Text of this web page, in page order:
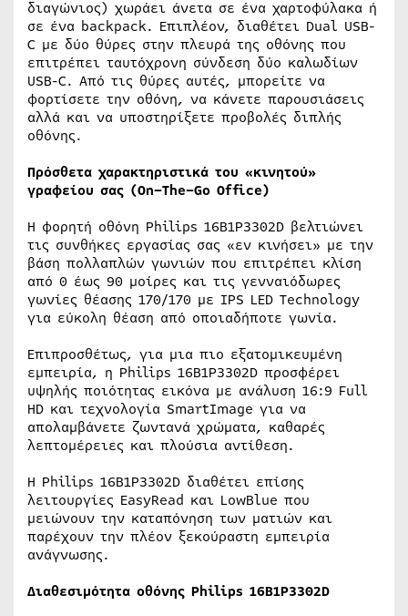
διαγώνιος) χωράει άνετα σε ένα χαρτοφύλακα ή
σε ένα backpack. Επιπλέον, διαθέτει Dual USB-
C με δύο θύρες στην πλευρά της οθόνης που
επιτρέπει ταυτόχρονη σύνδεση δύο καλωδίων
USB-C. Από τις θύρες αυτές, μπορείτε να
φορτίσετε την οθόνη, να κάνετε παρουσιάσεις
αλλά και να υποστηρίξετε προβολές διπλής
οθόνης.
Πρόσθετα χαρακτηριστικά του «κινητού»
γραφείου σας (On–The–Go Office)
Η φορητή οθόνη Philips 16B1P3302D βελτιώνει
τις συνθήκες εργασίας σας «εν κινήσει» με την
βάση πολλαπλών γωνιών που επιτρέπει κλίση
από 0 έως 90 μοίρες και τις γενναιόδωρες
γωνίες θέασης 170/170 με IPS LED Technology
για εύκολη θέαση από οποιαδήποτε γωνία.
Επιπροσθέτως, για μια πιο εξατομικευμένη
εμπειρία, η Philips 16B1P3302D προσφέρει
υψηλής ποιότητας εικόνα με ανάλυση 16:9 Full
HD και τεχνολογία SmartImage για να
απολαμβάνετε ζωντανά χρώματα, καθαρές
λεπτομέρειες και πλούσια αντίθεση.
Η Philips 16B1P3302D διαθέτει επίσης
λειτουργίες EasyRead και LowBlue που
μειώνουν την καταπόνηση των ματιών και
παρέχουν την πλέον ξεκούραστη εμπειρία
ανάγνωσης.
Διαθεσιμότητα οθόνης Philips 16B1P3302D